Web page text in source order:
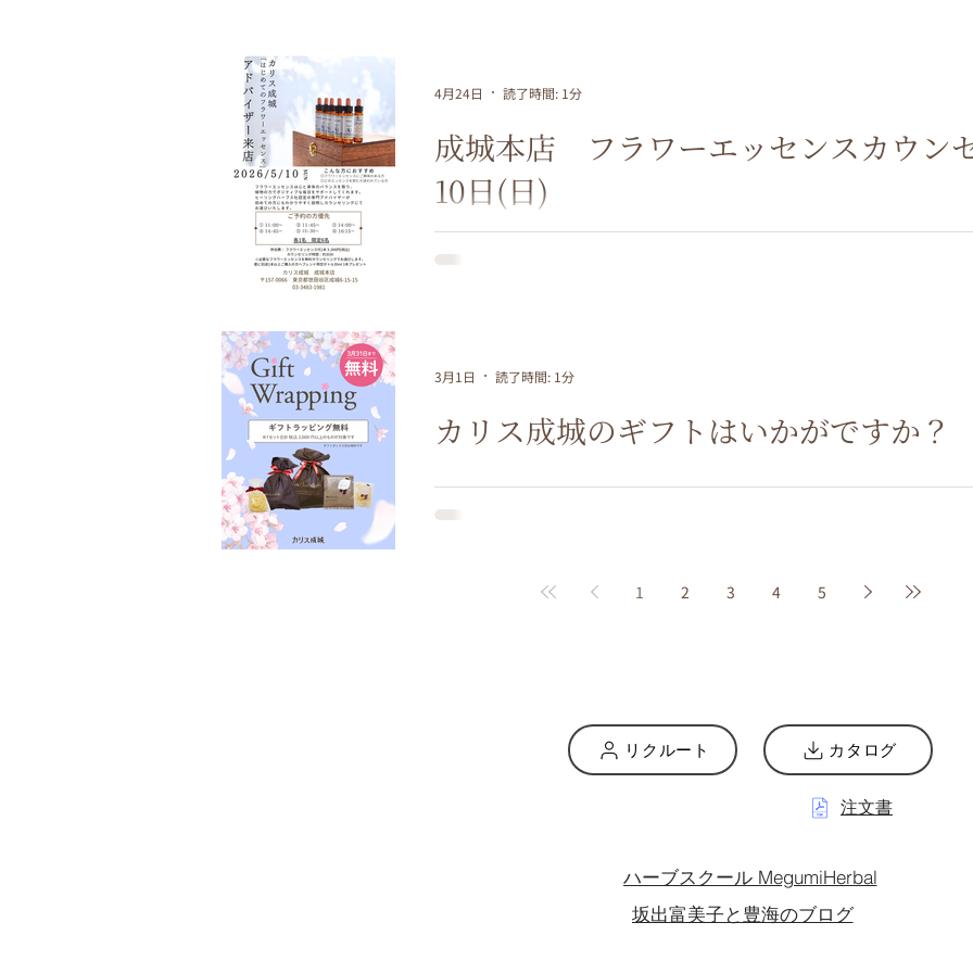
成城本店 フラワーエッセンスカウン
10日(日)
4月24日 読了時間: 1分
カリス成城のギフトはいかがですか？
3月1日 読了時間: 1分
1 2 3 4 5
リクルート カタログ
注文書
ハーブスクール MegumiHerbal
坂出富美子と豊海のブログ